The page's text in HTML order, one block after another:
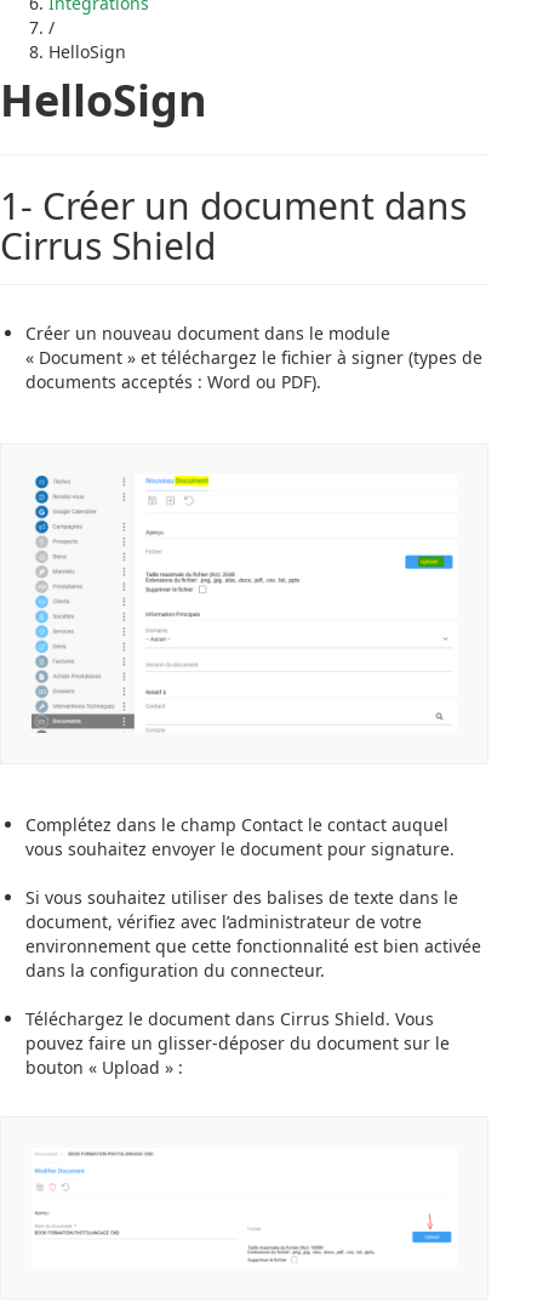
/
HelloSign
HelloSign
1- Créer un document dans
Cirrus Shield
Créer un nouveau document dans le module
« Document » et téléchargez le fichier à signer (types de
documents acceptés : Word ou PDF).
Complétez dans le champ Contact le contact auquel
vous souhaitez envoyer le document pour signature.
Si vous souhaitez utiliser des balises de texte dans le
document, vérifiez avec l’administrateur de votre
environnement que cette fonctionnalité est bien activée
dans la configuration du connecteur.
Téléchargez le document dans Cirrus Shield. Vous
pouvez faire un glisser-déposer du document sur le
bouton « Upload » :